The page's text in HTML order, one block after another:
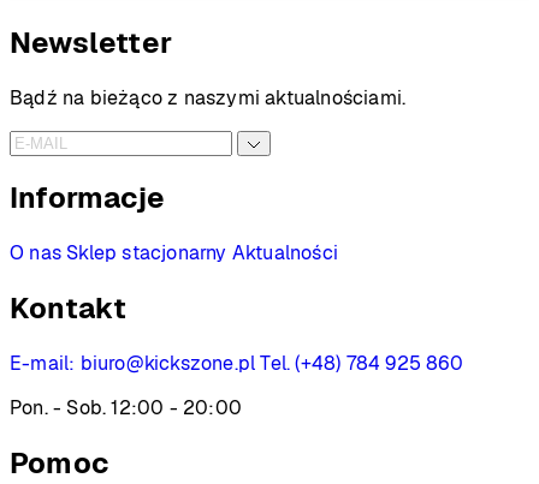
Newsletter
Bądź na bieżąco z naszymi aktualnościami.
Informacje
O nas Sklep stacjonarny Aktualności
Kontakt
E-mail: biuro@kickszone.pl Tel. (+48) 784 925 860
Pon. - Sob. 12:00 - 20:00
Pomoc